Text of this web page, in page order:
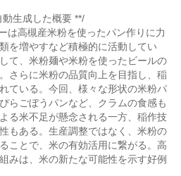
動生成した概要 **/
は高槻産米粉を使ったパン作りに力
を増やすなど積極的に活動してい
て、米粉麺や米粉を使ったビールの
さらに米粉の品質向上を目指し、稲
ている。今回、様々な形状の米粉パ
らごぼうパンなど、クラムの食感も
る米不足が懸念される一方、稲作技
もある。生産調整ではなく、米粉の
ことで、米の有効活用に繋がる。高
みは、米の新たな可能性を示す好例